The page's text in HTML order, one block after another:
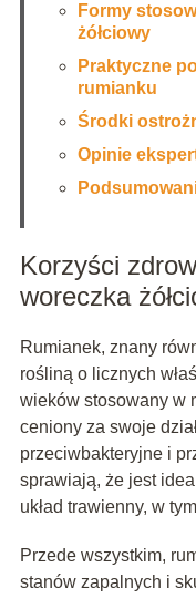
Formy
żółciowy
Praktyczne
rumianku
Środki
Opinie
Korzyści
woreczka
Rumianek, znany
rośliną o licznych
wieków stosowany w
ceniony za swoje
przeciwbakteryjne i
sprawiają, że jest
układ trawienny, w
Przede wszystkim,
stanów zapalnych i